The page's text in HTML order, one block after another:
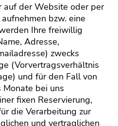
auf der Website oder per
bzw. eine
Ihre freiwillig
Adresse,
zwecks
(Vorvertragsverhältnis
und für den Fall von
bei uns
fixen Reservierung,
die Verarbeitung zur
und vertraglichen